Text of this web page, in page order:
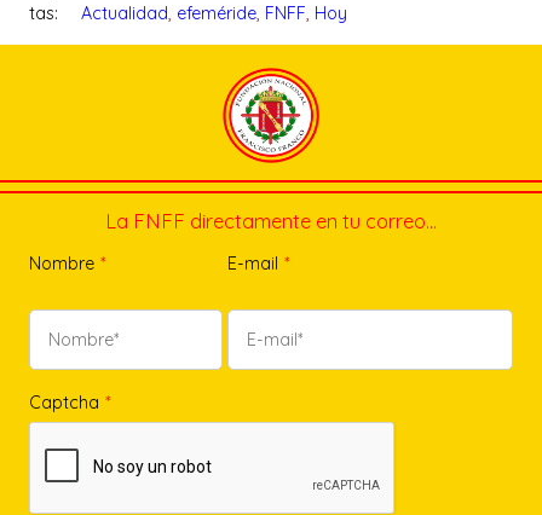
tas:
Actualidad, efeméride, FNFF, Hoy
La FNFF directamente en tu correo…
Nombre * E-mail *
Captcha *